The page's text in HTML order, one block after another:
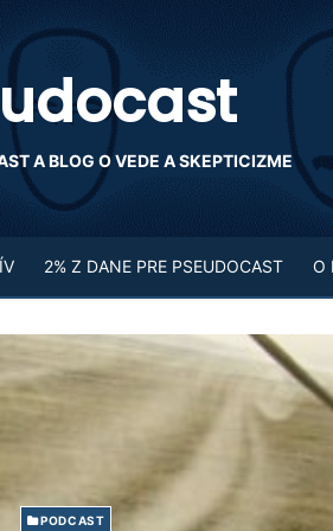
A BLOG O VEDE A SKEPTICIZME
2% Z DANE PRE PSEUDOCAST O
PODCAST